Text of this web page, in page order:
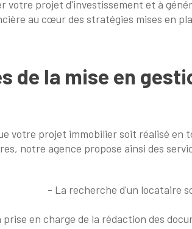
votre projet d'investissement et à
au cœur des stratégies mises en
de la mise en
votre projet immobilier soit réalisé
notre agence propose ainsi des
- La recherche d'un locataire
prise en charge de la rédaction des